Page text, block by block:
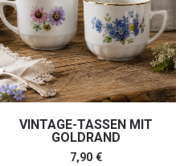
VINTAGE-TASSEN MIT
GOLDRAND
7,90 €